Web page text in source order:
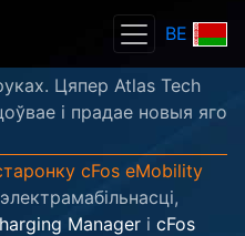
BE
Цяпер Atlas Tech
і прадае новыя яго
cFos eMobility
Manager і cFos